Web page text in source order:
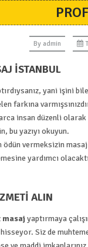
By admin
İSTANBUL
yani işini
farkına
insan düzenli olarak
bu yazıyı okuyun.
vermeksizin
yardımcı
ALIN
masajyaptırmaya
Siz de